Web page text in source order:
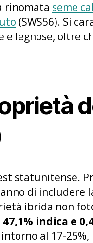
rinomata seme
(SWS56). Si
legnose, oltre
statunitense.
di includere
ibrida non
indica e
al 17-25%,